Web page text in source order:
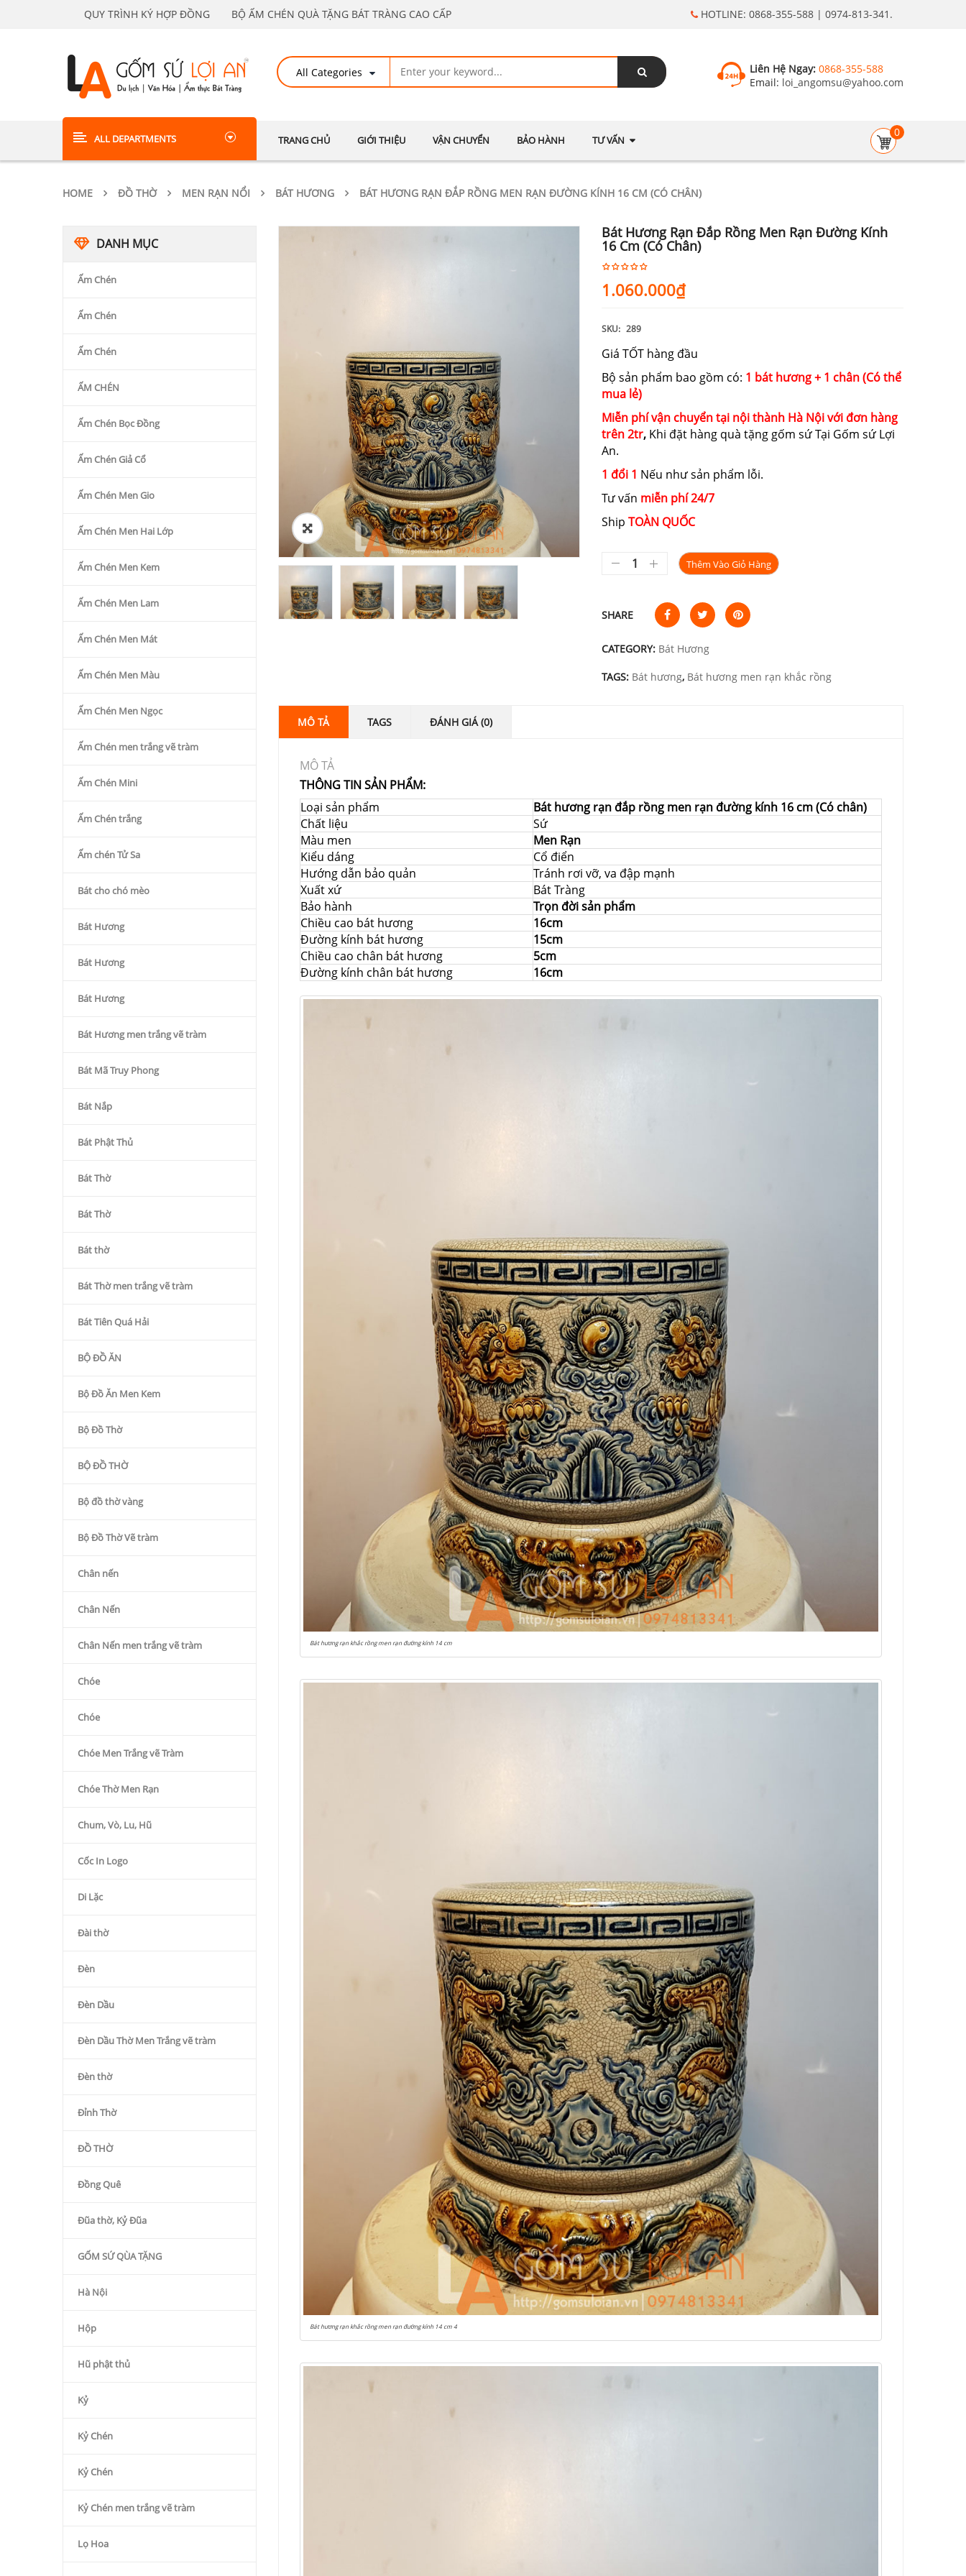
QUY TRÌNH KÝ HỢP ĐỒNG BỘ ẤM CHÉN QUÀ TẶNG BÁT TRÀNG CAO CẤP HOTLINE: 0868-355-588 | 0974-813-341.
Liên Hệ Ngay: 0868-355-588
Email: loi_angomsu@yahoo.com
ALL DEPARTMENTS TRANG CHỦ GIỚI THIỆU VẬN CHUYỂN BẢO HÀNH TƯ VẤN
0
HOME ĐỒ THỜ MEN RẠN NỔI BÁT HƯƠNG BÁT HƯƠNG RẠN ĐẮP RỒNG MEN RẠN ĐƯỜNG KÍNH 16 CM (CÓ CHÂN)
DANH MỤC
Ấm Chén
Ấm Chén
Ấm Chén
ẤM CHÉN
Ấm Chén Bọc Đồng
Ấm Chén Giả Cổ
Ấm Chén Men Gio
Ấm Chén Men Hai Lớp
Ấm Chén Men Kem
Ấm Chén Men Lam
Ấm Chén Men Mát
Ấm Chén Men Màu
Ấm Chén Men Ngọc
Ấm Chén men trắng vẽ tràm
Ấm Chén Mini
Ấm Chén trắng
Ấm chén Tử Sa
Bát cho chó mèo
Bát Hương
Bát Hương
Bát Hương
Bát Hương men trắng vẽ tràm
Bát Mã Truy Phong
Bát Nắp
Bát Phật Thủ
Bát Thờ
Bát Thờ
Bát thờ
Bát Thờ men trắng vẽ tràm
Bát Tiên Quá Hải
BỘ ĐỒ ĂN
Bộ Đồ Ăn Men Kem
Bộ Đồ Thờ
BỘ ĐỒ THỜ
Bộ đồ thờ vàng
Bộ Đồ Thờ Vẽ tràm
Chân nến
Chân Nến
Chân Nến men trắng vẽ tràm
Chóe
Chóe
Chóe Men Trắng vẽ Tràm
Chóe Thờ Men Rạn
Chum, Vò, Lu, Hũ
Cốc In Logo
Di Lặc
Đài thờ
Đèn
Đèn Dầu
Đèn Dầu Thờ Men Trắng vẽ tràm
Đèn thờ
Đỉnh Thờ
ĐỒ THỜ
Đồng Quê
Đũa thờ, Kỷ Đũa
GỐM SỨ QÙA TẶNG
Hà Nội
Hộp
Hũ phật thủ
Kỷ
Kỷ Chén
Kỷ Chén
Kỷ Chén men trắng vẽ tràm
Lọ Hoa
Bát Hương Rạn Đắp Rồng Men Rạn Đường Kính
16 Cm (Có Chân)
1.060.000₫
SKU: 289
Giá TỐT hàng đầu
Bộ sản phẩm bao gồm có: 1 bát hương + 1 chân (Có thể
mua lẻ)
Miễn phí vận chuyển tại nội thành Hà Nội với đơn hàng
trên 2tr, Khi đặt hàng quà tặng gốm sứ Tại Gốm sứ Lợi
An.
1 đổi 1 Nếu như sản phẩm lỗi.
Tư vấn miễn phí 24/7
Ship TOÀN QUỐC
Thêm Vào Giỏ Hàng
SHARE
CATEGORY: Bát Hương
TAGS: Bát hương, Bát hương men rạn khắc rồng
MÔ TẢ TAGS ĐÁNH GIÁ (0)
MÔ TẢ
THÔNG TIN SẢN PHẨM:
Loại sản phẩm
Bát hương rạn đắp rồng men rạn đường kính 16 cm (Có chân)
Chất liệu
Sứ
Màu men
Men Rạn
Kiểu dáng
Cổ điển
Hướng dẫn bảo quản
Tránh rơi vỡ, va đập mạnh
Xuất xứ
Bát Tràng
Bảo hành
Trọn đời sản phẩm
Chiều cao bát hương
16cm
Đường kính bát hương
15cm
Chiều cao chân bát hương
5cm
Đường kính chân bát hương
16cm
Bát hương rạn khắc rồng men rạn đường kính 14 cm
Bát hương rạn khắc rồng men rạn đường kính 14 cm 4